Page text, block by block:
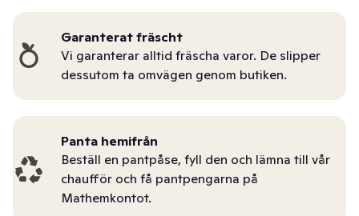
Garanterat fräscht
Vi garanterar alltid fräscha varor. De slipper
dessutom ta omvägen genom butiken.
Panta hemifrån
Beställ en pantpåse, fyll den och lämna till vår
chaufför och få pantpengarna på
Mathemkontot.